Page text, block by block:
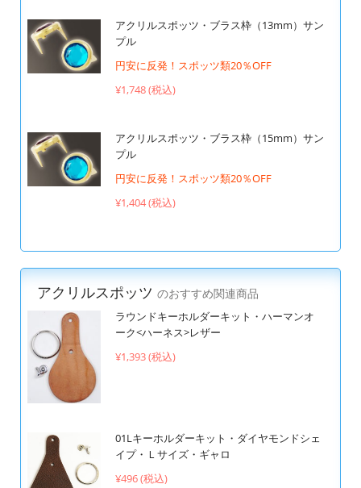
アクリルスポッツ・ブラス枠（13mm）サン
プル
円安に反発！スポッツ類20％OFF
¥1,748 (税込)
アクリルスポッツ・ブラス枠（15mm）サン
プル
円安に反発！スポッツ類20％OFF
¥1,404 (税込)
アクリルスポッツ のおすすめ関連商品
ラウンドキーホルダーキット・ハーマンオ
ーク<ハーネス>レザー
¥1,393 (税込)
01Lキーホルダーキット・ダイヤモンドシェ
イプ・Ｌサイズ・ギャロ
¥496 (税込)